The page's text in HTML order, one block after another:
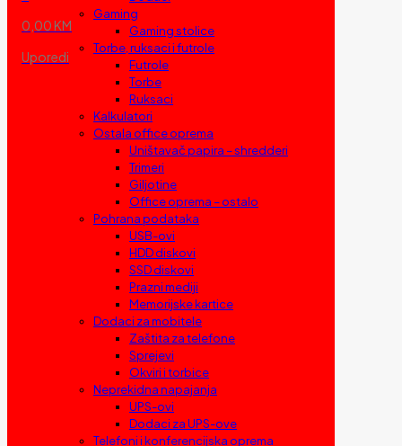
0,00 KM
Uporedi
Gaming
Gaming stolice
Torbe, ruksaci i futrole
Futrole
Torbe
Ruksaci
Kalkulatori
Ostala office oprema
Uništavač papira – shredderi
Trimeri
Giljotine
Office oprema – ostalo
Pohrana podataka
USB-ovi
HDD diskovi
SSD diskovi
Prazni mediji
Memorijske kartice
Dodaci za mobitele
Zaštita za telefone
Sprejevi
Okviri i torbice
Neprekidna napajanja
UPS-ovi
Dodaci za UPS-ove
Telefoni i konferencijska oprema